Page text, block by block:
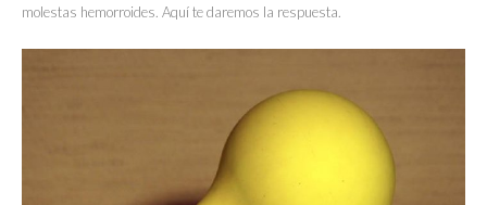
molestas hemorroides. Aquí te daremos la respuesta.